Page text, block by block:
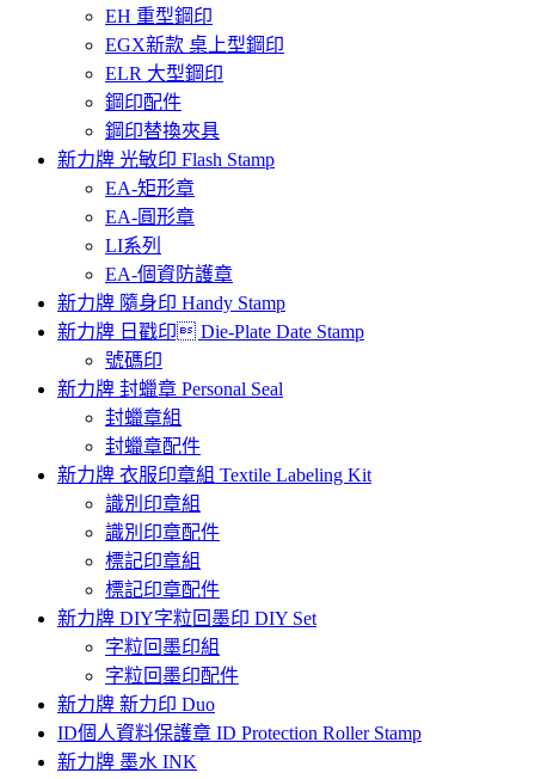
EH 重型鋼印
EGX新款 桌上型鋼印
ELR 大型鋼印
鋼印配件
鋼印替換夾具
新力牌 光敏印 Flash Stamp
EA-矩形章
EA-圓形章
LI系列
EA-個資防護章
新力牌 隨身印 Handy Stamp
新力牌 日戳印 Die-Plate Date Stamp
號碼印
新力牌 封蠟章 Personal Seal
封蠟章組
封蠟章配件
新力牌 衣服印章組 Textile Labeling Kit
識別印章組
識別印章配件
標記印章組
標記印章配件
新力牌 DIY字粒回墨印 DIY Set
字粒回墨印組
字粒回墨印配件
新力牌 新力印 Duo
ID個人資料保護章 ID Protection Roller Stamp
新力牌 墨水 INK